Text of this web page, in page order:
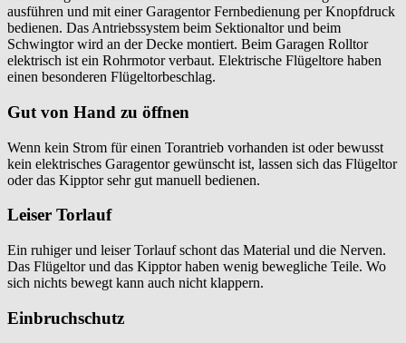
ausführen und mit einer Garagentor Fernbedienung per Knopfdruck
bedienen. Das Antriebssystem beim Sektionaltor und beim
Schwingtor wird an der Decke montiert. Beim Garagen Rolltor
elektrisch ist ein Rohrmotor verbaut. Elektrische Flügeltore haben
einen besonderen Flügeltorbeschlag.
Gut von Hand zu öffnen
Wenn kein Strom für einen Torantrieb vorhanden ist oder bewusst
kein elektrisches Garagentor gewünscht ist, lassen sich das Flügeltor
oder das Kipptor sehr gut manuell bedienen.
Leiser Torlauf
Ein ruhiger und leiser Torlauf schont das Material und die Nerven.
Das Flügeltor und das Kipptor haben wenig bewegliche Teile. Wo
sich nichts bewegt kann auch nicht klappern.
Einbruchschutz